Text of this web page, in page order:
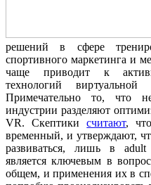
решений в сфере
спортивного маркетинга и
чаще приводит к
технологий
Примечательно то, что
индустрии разделяют
VR. Скептикисчитают,
временный, и утверждают,
развиваться, лишь в
является ключевым в
общем, и применения их в